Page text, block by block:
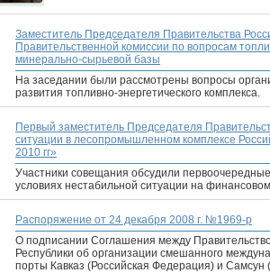
Заместитель Председателя Правительства
Правительственной комиссии по вопросам
минерально-сырьевой базы
На заседании были рассмотрены вопросы
развития топливно-энергетического комплекса.
Первый заместитель Председателя
ситуации в лесопромышленном комплексе
2010 гг»
Участники совещания обсудили
условиях нестабильной ситуации на
Распоряжение от 24 декабря 2008 г. №1969-р
О подписании Соглашения между
Республики об организации смешанного
порты Кавказ (Российская Федерация) и Самсун